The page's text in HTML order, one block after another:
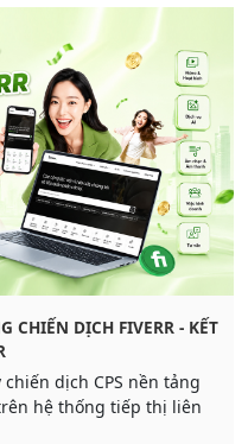
CHIẾN DỊCH FIVERR - KẾT
dịch CPS nền tảng
hệ thống tiếp thị liên